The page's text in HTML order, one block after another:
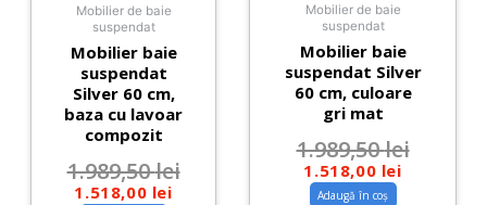
Mobilier de baie
suspendat
Mobilier baie
suspendat
Silver 60 cm,
baza cu lavoar
compozit
1.989,50lei
1.518,00 lei
Mobilier de baie
suspendat
Mobilier baie
suspendat Silver
60 cm, culoare
gri mat
1.989,50lei
1.518,00 lei
Adaugă în coș